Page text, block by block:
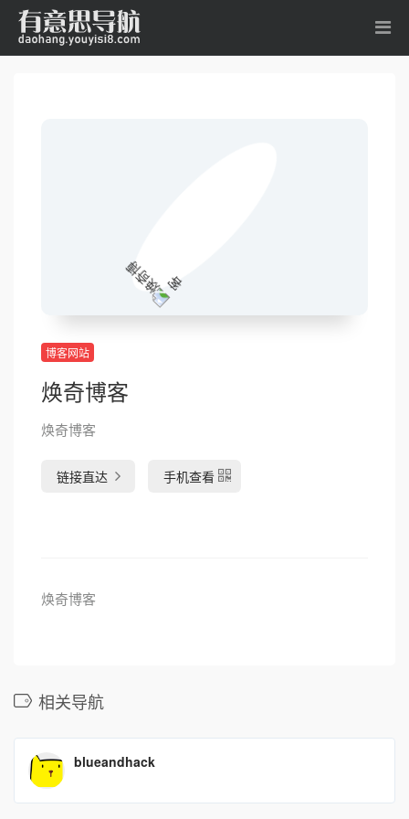
博客网站
焕奇博客
焕奇博客
链接直达 手机查看
焕奇博客
相关导航
blueandhack